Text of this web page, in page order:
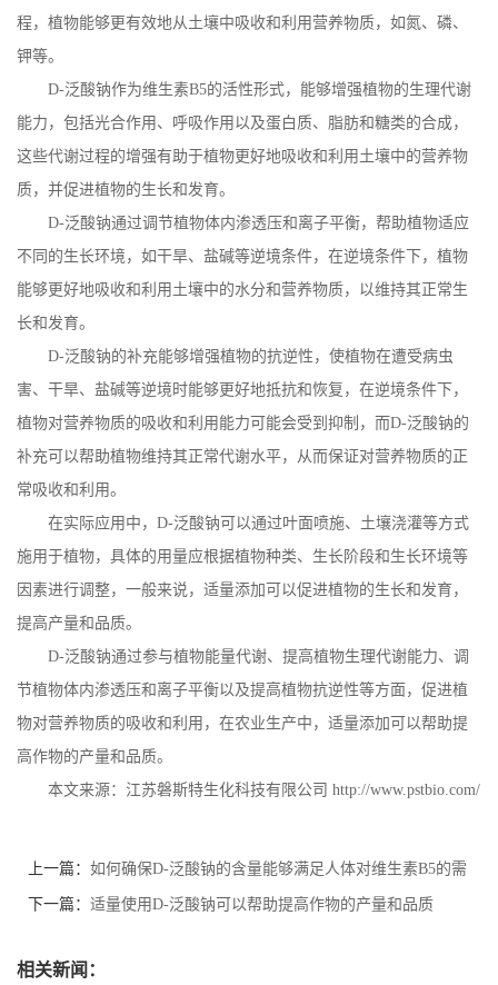
程，植物能够更有效地从土壤中吸收和利用营养物质，如氮、磷、
钾等。
D-泛酸钠作为维生素B5的活性形式，能够增强植物的生理代谢
能力，包括光合作用、呼吸作用以及蛋白质、脂肪和糖类的合成，
这些代谢过程的增强有助于植物更好地吸收和利用土壤中的营养物
质，并促进植物的生长和发育。
D-泛酸钠通过调节植物体内渗透压和离子平衡，帮助植物适应
不同的生长环境，如干旱、盐碱等逆境条件，在逆境条件下，植物
能够更好地吸收和利用土壤中的水分和营养物质，以维持其正常生
长和发育。
D-泛酸钠的补充能够增强植物的抗逆性，使植物在遭受病虫
害、干旱、盐碱等逆境时能够更好地抵抗和恢复，在逆境条件下，
植物对营养物质的吸收和利用能力可能会受到抑制，而D-泛酸钠的
补充可以帮助植物维持其正常代谢水平，从而保证对营养物质的正
常吸收和利用。
在实际应用中， D-泛酸钠可以通过叶面喷施、土壤浇灌等方式
施用于植物，具体的用量应根据植物种类、生长阶段和生长环境等
因素进行调整，一般来说，适量添加可以促进植物的生长和发育，
提高产量和品质。
D-泛酸钠通过参与植物能量代谢、提高植物生理代谢能力、调
节植物体内渗透压和离子平衡以及提高植物抗逆性等方面，促进植
物对营养物质的吸收和利用，在农业生产中，适量添加可以帮助提
高作物的产量和品质。
本文来源：江苏磐斯特生化科技有限公司 http://www.pstbio.com/
上一篇： 如何确保D-泛酸钠的含量能够满足人体对维生素B5的需
求？
下一篇： 适量使用D-泛酸钠可以帮助提高作物的产量和品质
相关新闻：